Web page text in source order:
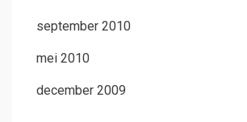
september 2010
mei 2010
december 2009